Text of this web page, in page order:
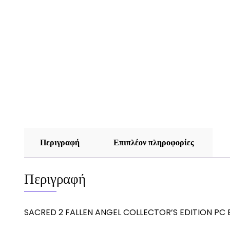
Περιγραφή Επιπλέον πληροφορίες
Περιγραφή
SACRED 2 FALLEN ANGEL COLLECTOR’S EDITION PC